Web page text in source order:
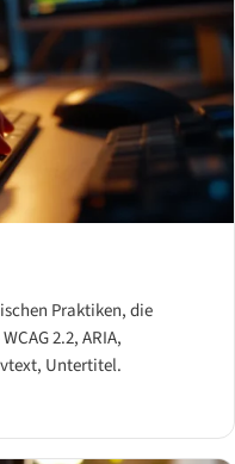
Praktiken, die
2.2, ARIA,
Untertitel.